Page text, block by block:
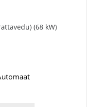
(68 kW)